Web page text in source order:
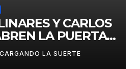
Y CARLOS
LA PUERTA
LA CORRIDA DE
CARGANDO LA SUERTE